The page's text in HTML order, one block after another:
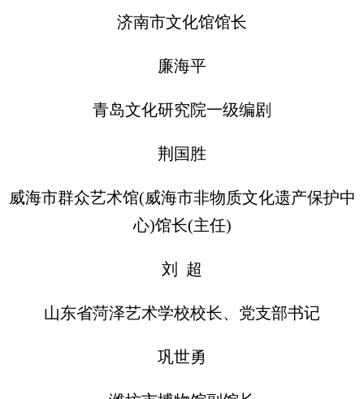
济南市文化馆馆长
廉海平
青岛文化研究院一级编剧
荆国胜
威海市群众艺术馆(威海市非物质文化遗产保护中
心)馆长(主任)
刘 超
山东省菏泽艺术学校校长、党支部书记
巩世勇